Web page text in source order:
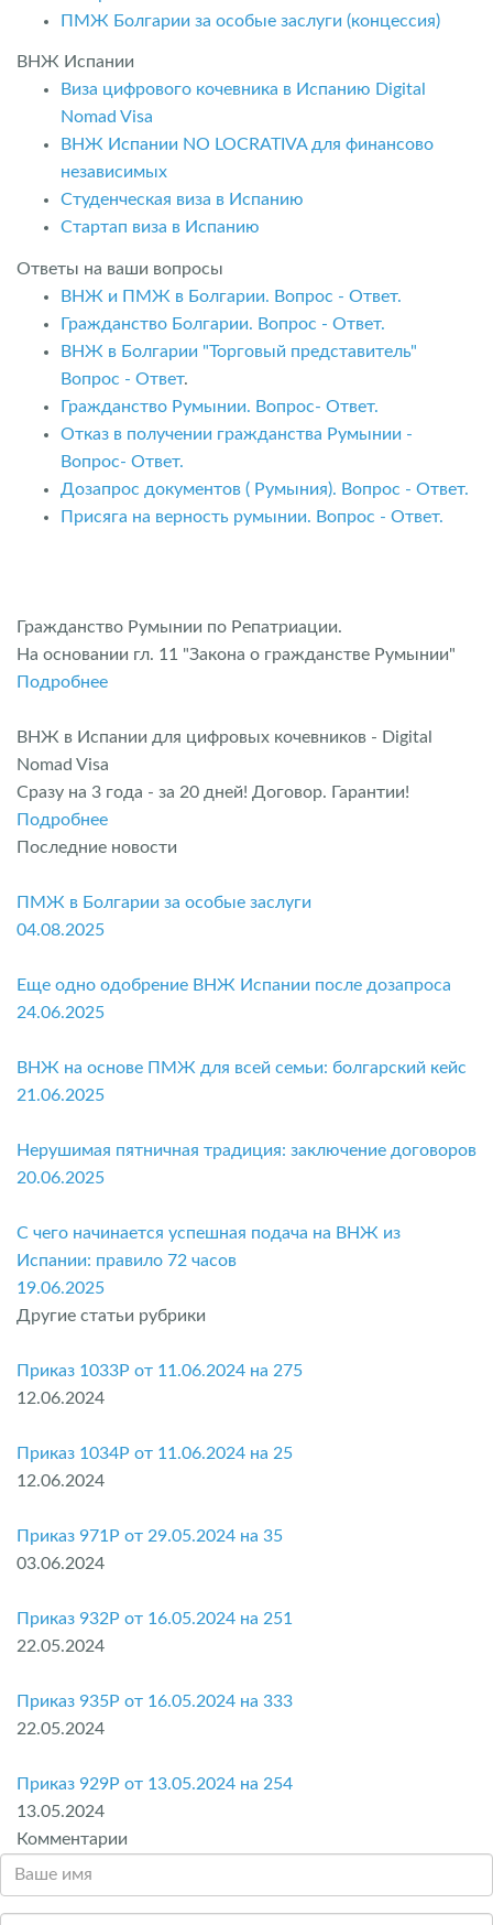
ПМЖ Болгарии за особые заслуги (концессия)
ВНЖ Испании
Виза цифрового кочевника в Испанию Digital
Nomad Visa
ВНЖ Испании NO LOCRATIVA для финансово
независимых
Студенческая виза в Испанию
Стартап виза в Испанию
Ответы на ваши вопросы
ВНЖ и ПМЖ в Болгарии. Вопрос - Ответ.
Гражданство Болгарии. Вопрос - Ответ.
ВНЖ в Болгарии "Торговый представитель"
Вопрос - Ответ.
Гражданство Румынии. Вопрос- Ответ.
Отказ в получении гражданства Румынии -
Вопрос- Ответ.
Дозапрос документов ( Румыния). Вопрос - Ответ.
Присяга на верность румынии. Вопрос - Ответ.
Гражданство Румынии по Репатриации.
На основании гл. 11 "Закона о гражданстве Румынии"
Подробнее
ВНЖ в Испании для цифровых кочевников - Digital
Nomad Visa
Сразу на 3 года - за 20 дней! Договор. Гарантии!
Подробнее
Последние новости
ПМЖ в Болгарии за особые заслуги
04.08.2025
Еще одно одобрение ВНЖ Испании после дозапроса
24.06.2025
ВНЖ на основе ПМЖ для всей семьи: болгарский кейс
21.06.2025
Нерушимая пятничная традиция: заключение договоров
20.06.2025
С чего начинается успешная подача на ВНЖ из
Испании: правило 72 часов
19.06.2025
Другие статьи рубрики
Приказ 1033P от 11.06.2024 на 275
12.06.2024
Приказ 1034P от 11.06.2024 на 25
12.06.2024
Приказ 971P от 29.05.2024 на 35
03.06.2024
Приказ 932P от 16.05.2024 на 251
22.05.2024
Приказ 935P от 16.05.2024 на 333
22.05.2024
Приказ 929P от 13.05.2024 на 254
13.05.2024
Комментарии